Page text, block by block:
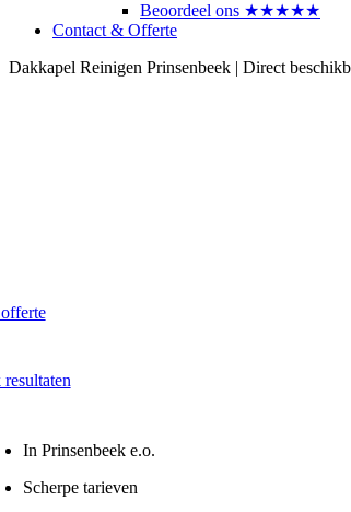
Beoordeel ons ★★★★★
Contact & Offerte
Dakkapel Reinigen Prinsenbeek | Direct
In Prinsenbeek e.o.
Scherpe tarieven